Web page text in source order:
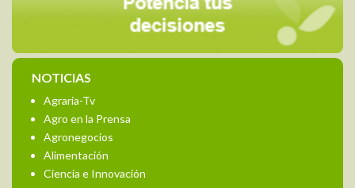
NOTICIAS
Agraria-Tv
Agro en la Prensa
Agronegocios
Alimentación
Ciencia e Innovación